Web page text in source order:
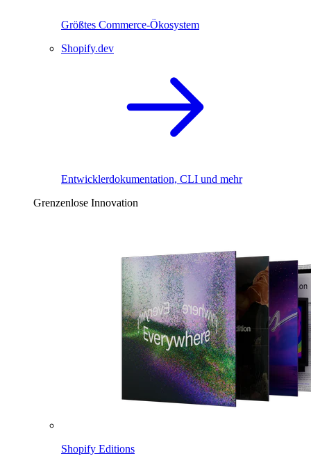
Größtes Commerce-Ökosystem
Shopify.dev
Entwicklerdokumentation, CLI und mehr
Grenzenlose Innovation
Shopify Editions